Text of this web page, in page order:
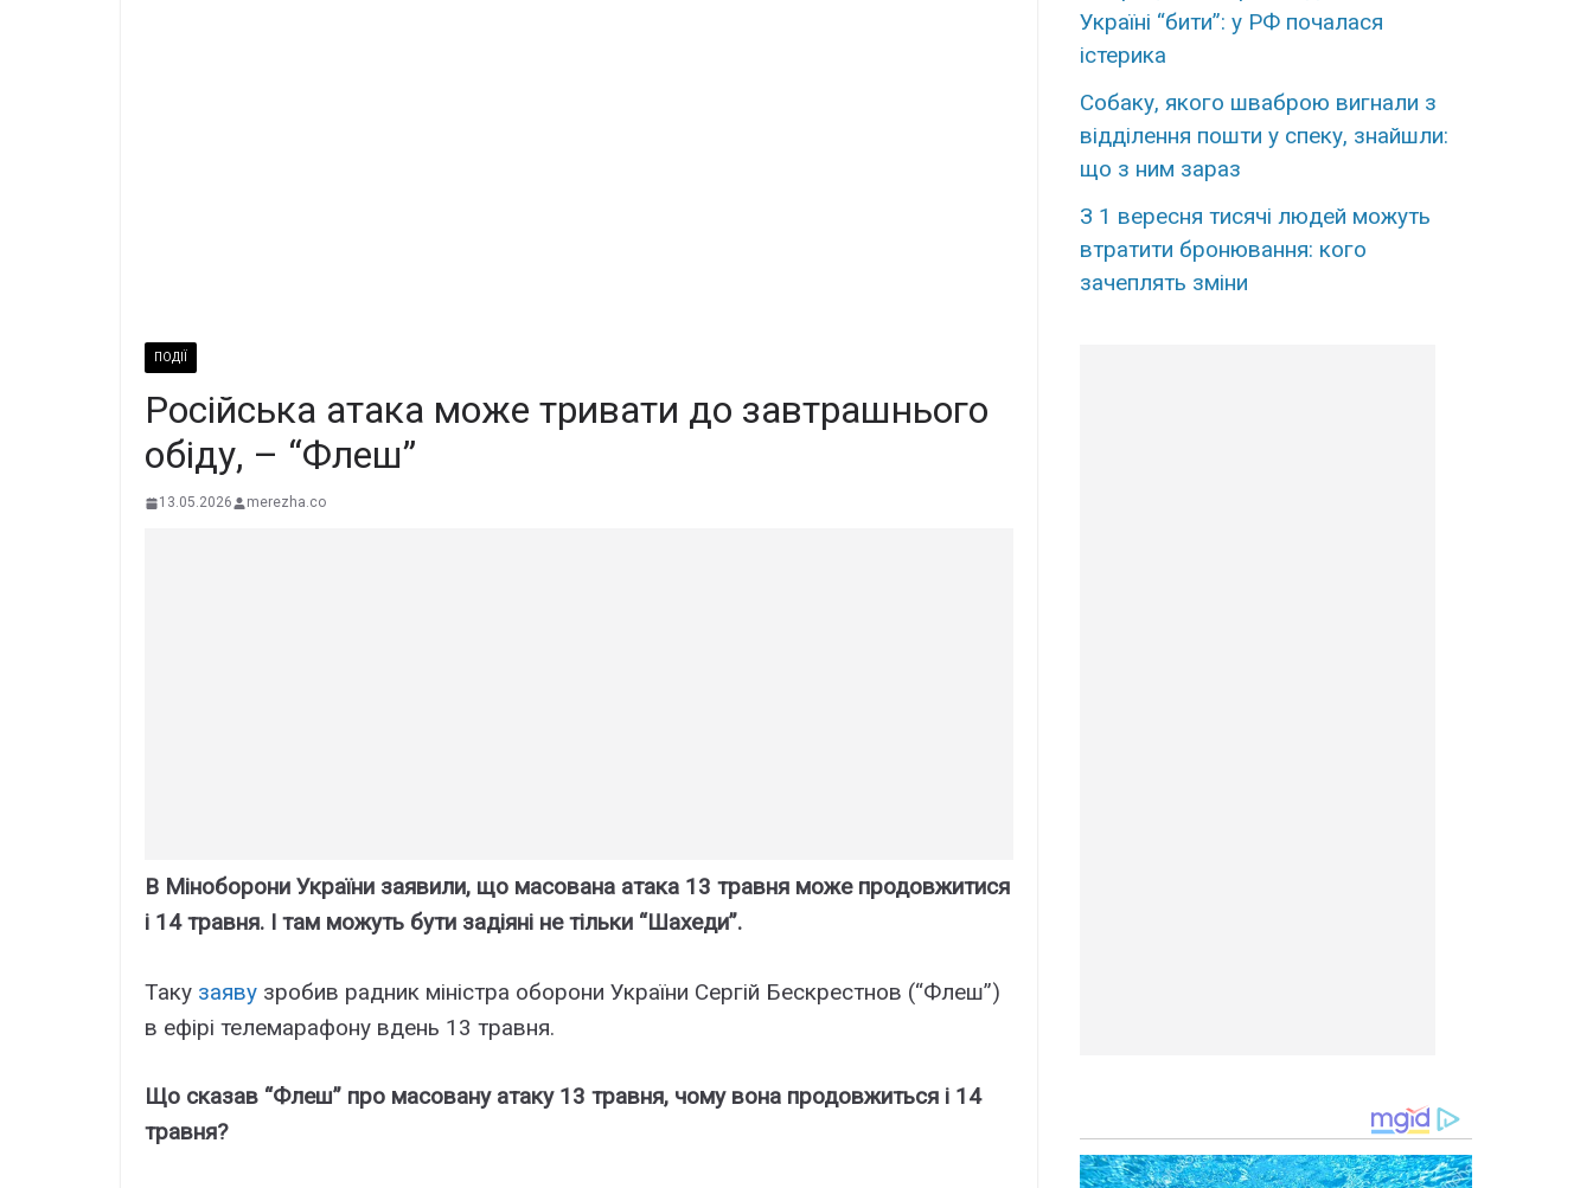
ПОДІЇ
Російська атака може тривати до завтрашнього
обіду, – “Флеш”
13.05.2026 merezha.co
В Міноборони України заявили, що масована атака 13 травня може продовжитися
і 14 травня. І там можуть бути задіяні не тільки “Шахеди”.
Таку заяву зробив радник міністра оборони України Сергій Бескрестнов (“Флеш”)
в ефірі телемарафону вдень 13 травня.
Що сказав “Флеш” про масовану атаку 13 травня, чому вона продовжиться і 14
травня?
Україні “бити”: у РФ почалася
істерика
Собаку, якого шваброю вигнали з
відділення пошти у спеку, знайшли:
що з ним зараз
З 1 вересня тисячі людей можуть
втратити бронювання: кого
зачеплять зміни